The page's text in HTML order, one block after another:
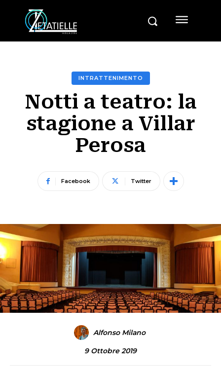
INTRATTENIMENTO
Notti a teatro: la
stagione a Villar
Perosa
Facebook Twitter
Alfonso Milano
9 Ottobre 2019